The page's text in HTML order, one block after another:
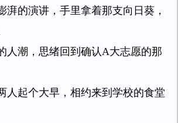
湃的演讲，手里拿着那支向日葵，
人潮，思绪回到确认A大志愿的那
人起个大早，相约来到学校的食堂